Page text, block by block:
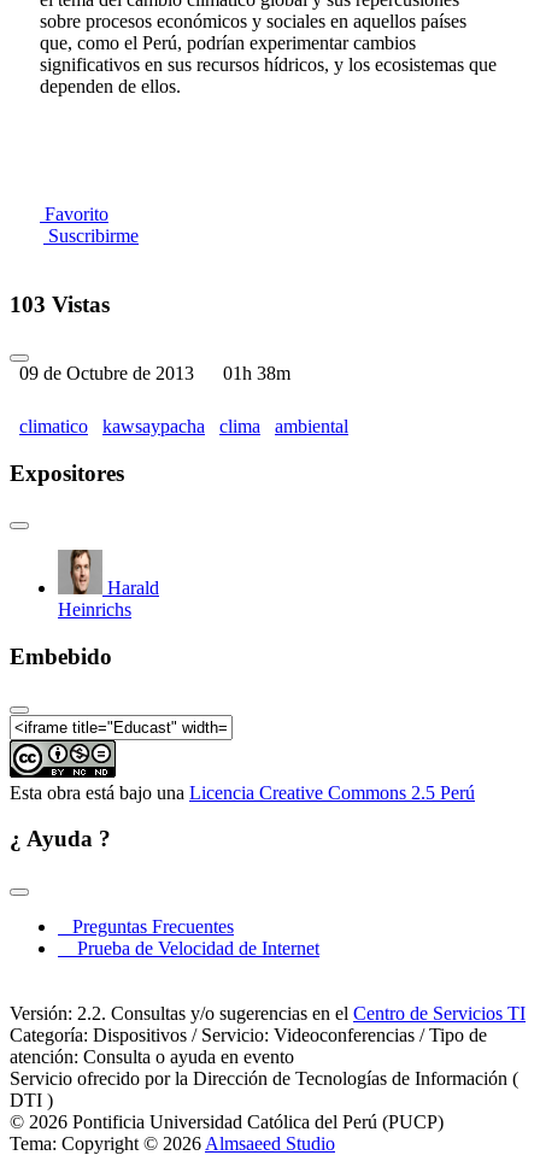
sobre procesos económicos y sociales en aquellos países
que, como el Perú, podrían experimentar cambios
significativos en sus recursos hídricos, y los ecosistemas que
dependen de ellos.
Favorito
Suscribirme
103 Vistas
09 de Octubre de 2013 01h 38m
climatico kawsaypacha clima ambiental
Expositores
Harald
Heinrichs
Embebido
Esta obra está bajo una Licencia Creative Commons 2.5 Perú
¿ Ayuda ?
Preguntas Frecuentes
Prueba de Velocidad de Internet
Versión: 2.2. Consultas y/o sugerencias en el Centro de Servicios TI
Categoría: Dispositivos / Servicio: Videoconferencias / Tipo de
atención: Consulta o ayuda en evento
Servicio ofrecido por la Dirección de Tecnologías de Información (
DTI )
© 2026 Pontificia Universidad Católica del Perú (PUCP)
Tema: Copyright © 2026 Almsaeed Studio